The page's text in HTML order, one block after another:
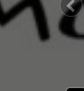
2:21:35